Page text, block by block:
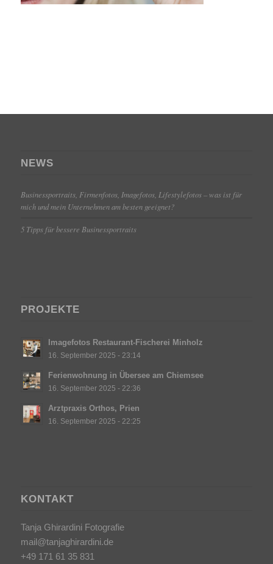
NEWS
Businessportraits, Firmenfotos, Imagefotos, Lifestylefotos – was ist für
mich und mein Unternehmen am besten geeignet?
5 Tipps für bessere Businessportraits
PROJEKTE
Imagefotos Restaurant-Fischerei Minholz
16. September 2025 - 23:14
Ferienwohnung in Übersee am Chiemsee
16. September 2025 - 22:36
Arztpraxis Orthos, Prien
16. September 2025 - 22:25
KONTAKT
Tanja Ghirardini Fotografie
mail@tanjaghirardini.de
+49 171 61 35 831